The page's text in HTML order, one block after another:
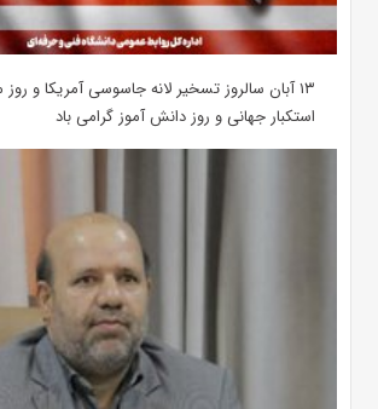
۱۳ آبان سالروز تسخیر لانه جاسوسی آمریکا و روز
استکبار جهانی و روز دانش آموز گرامی باد